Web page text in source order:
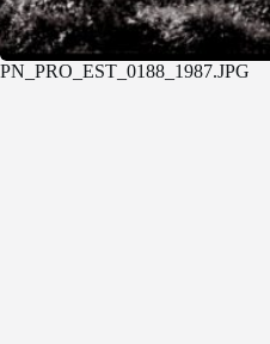
PN_PRO_EST_0188_1987.JPG